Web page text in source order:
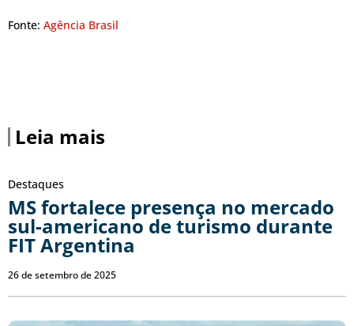
Fonte: Agência Brasil
Leia mais
Destaques
MS fortalece presença no mercado
sul-americano de turismo durante
FIT Argentina
26 de setembro de 2025